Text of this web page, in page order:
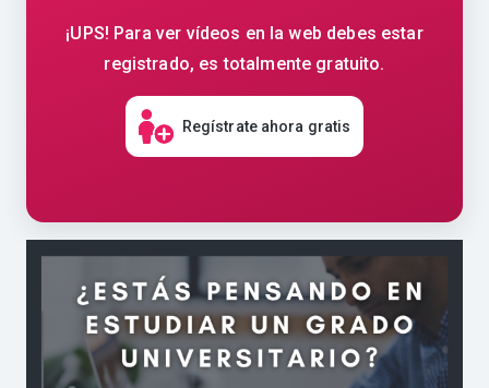
¡UPS! Para ver vídeos en la web debes estar
registrado, es totalmente gratuito.
Regístrate ahora gratis